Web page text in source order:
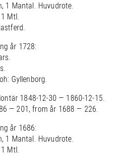
1 Mantal. Huvudrote.
Mtl.
år 1728:
Gyllenborg.
1848-12-30 — 1860-12-15.
— 201, from år 1688 — 226.
år 1686:
1 Mantal. Huvudrote.
Mtl.